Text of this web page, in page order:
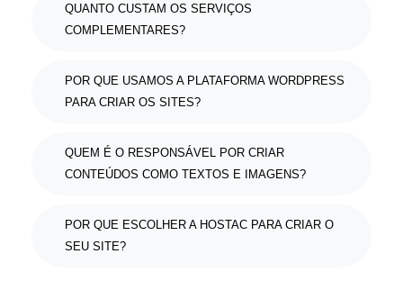
QUANTO CUSTAM OS SERVIÇOS
COMPLEMENTARES?
POR QUE USAMOS A PLATAFORMA WORDPRESS
PARA CRIAR OS SITES?
QUEM É O RESPONSÁVEL POR CRIAR
CONTEÚDOS COMO TEXTOS E IMAGENS?
POR QUE ESCOLHER A HOSTAC PARA CRIAR O
SEU SITE?